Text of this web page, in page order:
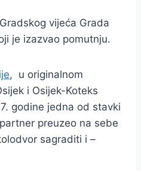
vijeća Grada
je izazvao pomutnju.
, u originalnom
i Osijek-Koteks
godine jedna od stavki
preuzeo na sebe
sagraditi i –